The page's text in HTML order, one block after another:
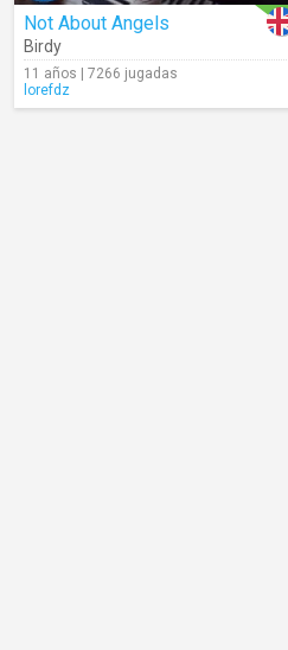
Not About Angels
Birdy
11 años | 7266 jugadas
lorefdz